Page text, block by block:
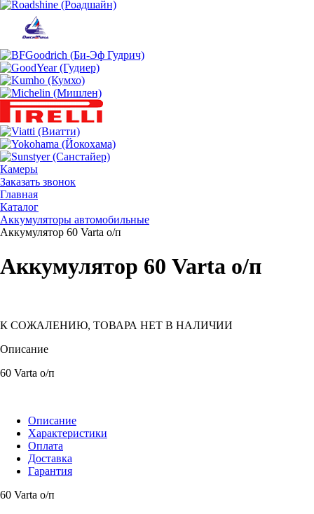
Камеры
Заказать звонок
Главная
Каталог
Аккумуляторы автомобильные
Аккумулятор 60 Varta о/п
Аккумулятор 60 Varta о/п
К СОЖАЛЕНИЮ, ТОВАРА НЕТ В НАЛИЧИИ
Описание
60 Varta о/п
Описание
Характеристики
Оплата
Доставка
Гарантия
60 Varta о/п